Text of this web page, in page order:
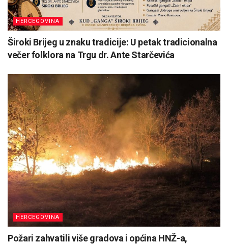
HERCEGOVINA
Široki Brijeg u znaku tradicije: U petak tradicionalna
večer folklora na Trgu dr. Ante Starčevića
HERCEGOVINA
Požari zahvatili više gradova i općina HNŽ-a,